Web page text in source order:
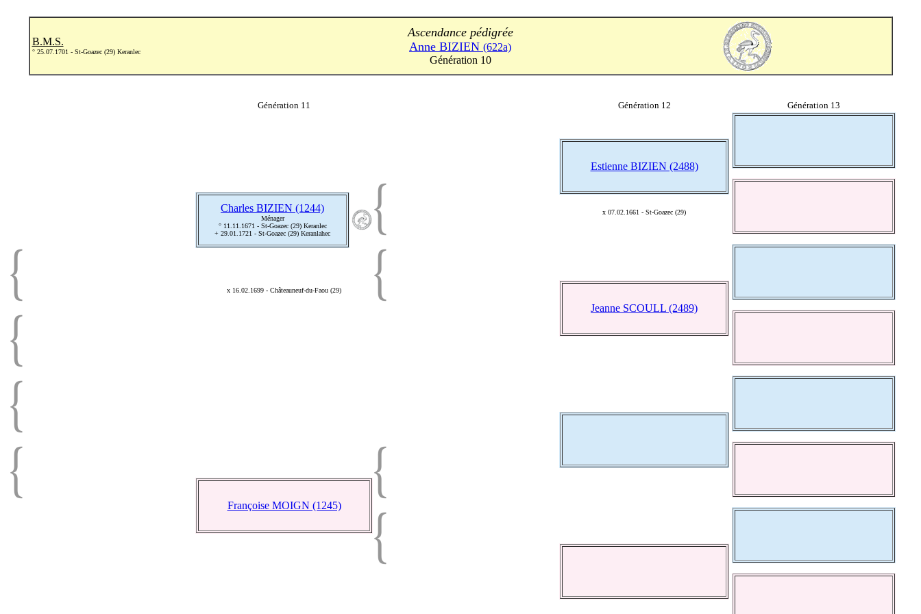
B.M.S.
° 25.07.1701 - St-Goazec (29) Keranlec
Ascendance pédigrée
Anne BIZIEN (622a)
Génération 10
Génération 11 Génération 12 Génération 13
Charles BIZIEN (1244)
Ménager
° 11.11.1671 - St-Goazec (29) Keranlec
+ 29.01.1721 - St-Goazec (29) Keranlahec
x 16.02.1699 - Châteauneuf-du-Faou (29)
Estienne BIZIEN (2488)
x 07.02.1661 - St-Goazec (29)
Jeanne SCOULL (2489)
Françoise MOIGN (1245)